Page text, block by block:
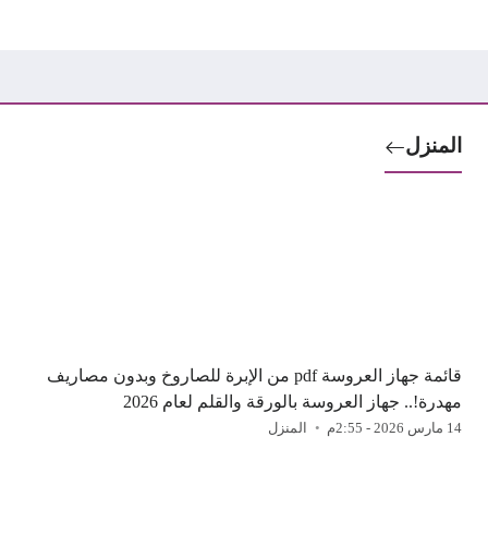
المنزل
قائمة جهاز العروسة pdf من الإبرة للصاروخ وبدون مصاريف
مهدرة!.. جهاز العروسة بالورقة والقلم لعام 2026
14 مارس 2026 - 2:55م المنزل